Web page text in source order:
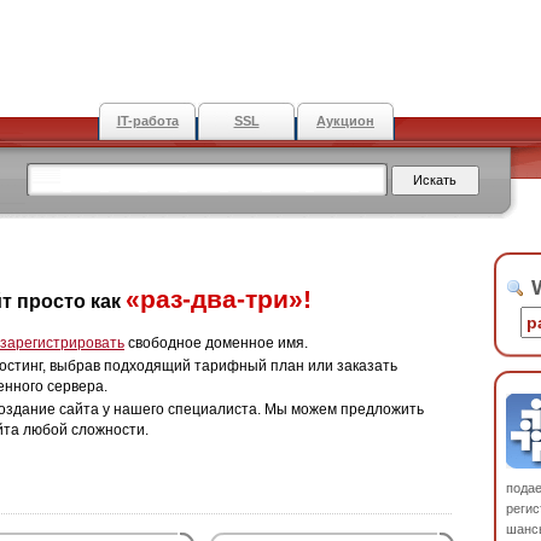
IT-работа SSL Аукцион
просто как «раз-два-три»!
зарегистрировать свободное доменное имя.
выбрав подходящий тарифный план или заказать
сервера.
сайта у нашего специалиста. Мы можем предложить
любой сложности.